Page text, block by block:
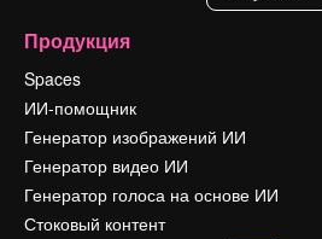
Продукция
Spaces
ИИ-помощник
Генератор изображений ИИ
Генератор видео ИИ
Генератор голоса на основе ИИ
Стоковый контент